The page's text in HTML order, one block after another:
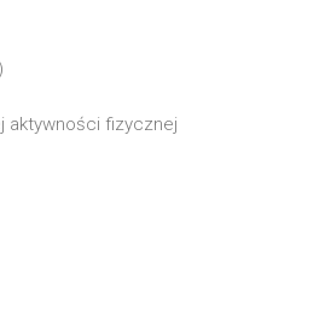
aktywności fizycznej